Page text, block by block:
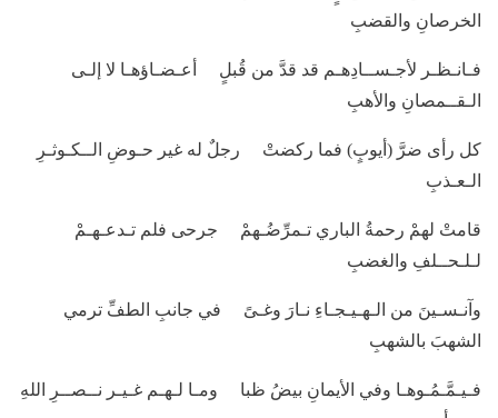
الخرصانِ والقضبِ
فـانـظـر لأجـســادِهـم قد قدَّ من قُبلٍ أعـضـاؤهـا لا إلـى
الـقــمصانِ والأهبِ
كل رأى ضرَّ (أيوبٍ) فما ركضتْ رجلٌ له غير حـوضِ الــكـوثـرِ
الـعـذبِ
قامتْ لهمْ رحمةُ الباري تـمرِّضُـهمْ جرحى فلم تـدعـهـمْ
لـلـحــلفِ والغضبِ
وآنـسـينَ من الـهـيـجـاءِ نـارَ وغـىً في جانبِ الطفِّ ترمي
الشهبَ بالشهبِ
فـيـمَّـمُـوهـا وفي الأيمانِ بيضُ ظبا ومـا لـهـم غـيـر نــصــرِ اللهِ